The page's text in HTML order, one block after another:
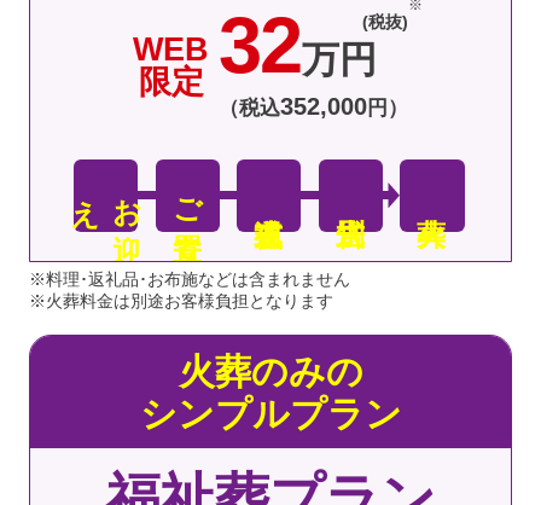
WEB
限定 32万円
(税抜)
（税込352,000円）
お
迎
え ご安置
※料理･返礼品･お布施などは含まれません
※火葬料金は別途お客様負担となります
火葬のみの
シンプルプラン